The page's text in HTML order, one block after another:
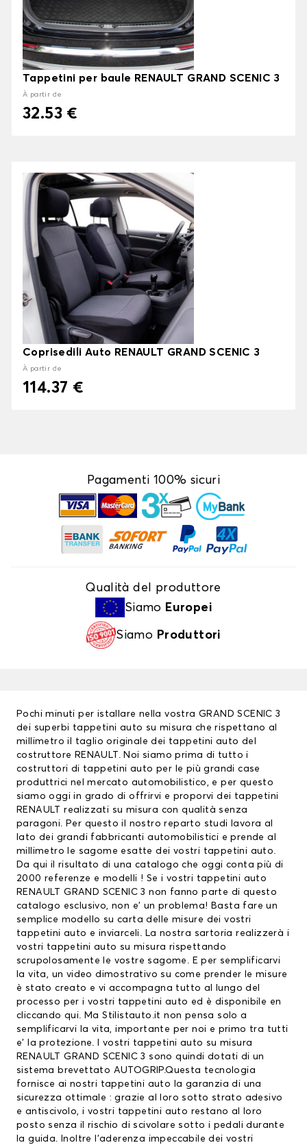
Tappetini per baule RENAULT GRAND SCENIC 3
À partir de
32.53 €
Coprisedili Auto RENAULT GRAND SCENIC 3
À partir de
114.37 €
Pagamenti 100% sicuri
Qualità del produttore
Siamo Europei
Siamo Produttori
Pochi minuti per istallare nella vostra GRAND SCENIC 3
dei superbi tappetini auto su misura che rispettano al
millimetro il taglio originale dei tappetini auto del
costruttore RENAULT. Noi siamo prima di tutto i
costruttori di tappetini auto per le più grandi case
produttrici nel mercato automobilistico, e per questo
siamo oggi in grado di offrirvi e proporvi dei tappetini
RENAULT
realizzati su misura con qualità senza
paragoni. Per questo il nostro reparto studi lavora al
lato dei grandi fabbricanti automobilistici e prende al
millimetro le sagome esatte dei vostri tappetini auto.
Da qui il risultato di una catalogo che oggi conta più di
2000 referenze e modelli ! Se i vostri tappetini auto
RENAULT GRAND SCENIC 3 non fanno parte di questo
catalogo esclusivo, non e’ un problema! Basta fare un
semplice modello su carta delle misure dei vostri
tappetini auto e inviarceli. La nostra sartoria realizzerà i
vostri tappetini auto su misura rispettando
scrupolosamente le vostre sagome. E per semplificarvi
la vita, un video dimostrativo su come prender le misure
è stato creato e vi accompagna tutto al lungo del
processo per i vostri tappetini auto ed è disponibile en
cliccando qui. Ma Stilistauto.it non pensa solo a
semplificarvi la vita, importante per noi e primo tra tutti
e’ la protezione. I vostri tappetini auto su misura
RENAULT GRAND SCENIC 3 sono quindi dotati di un
sistema brevettato AUTOGRIP.Questa tecnologia
fornisce ai nostri tappetini auto la garanzia di una
sicurezza ottimale : grazie al loro sotto strato adesivo
e antiscivolo, i vostri tappetini auto restano al loro
posto senza il rischio di scivolare sotto i pedali durante
la guida. Inoltre l’aderenza impeccabile dei vostri